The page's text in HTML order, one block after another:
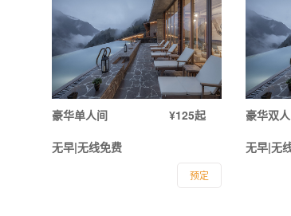
豪华单人间
¥125起
无早|无线免费
预定
豪华双
无早|无